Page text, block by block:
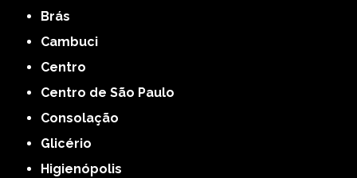
Brás
Cambuci
Centro
Centro de São Paulo
Consolação
Glicério
Higienópolis